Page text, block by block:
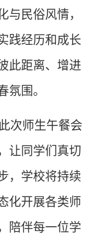
与民俗风情，
践经历和成长
此距离、增进
氛围。
次师生午餐会
让同学们真切
，学校将持续
化开展各类师
陪伴每一位学